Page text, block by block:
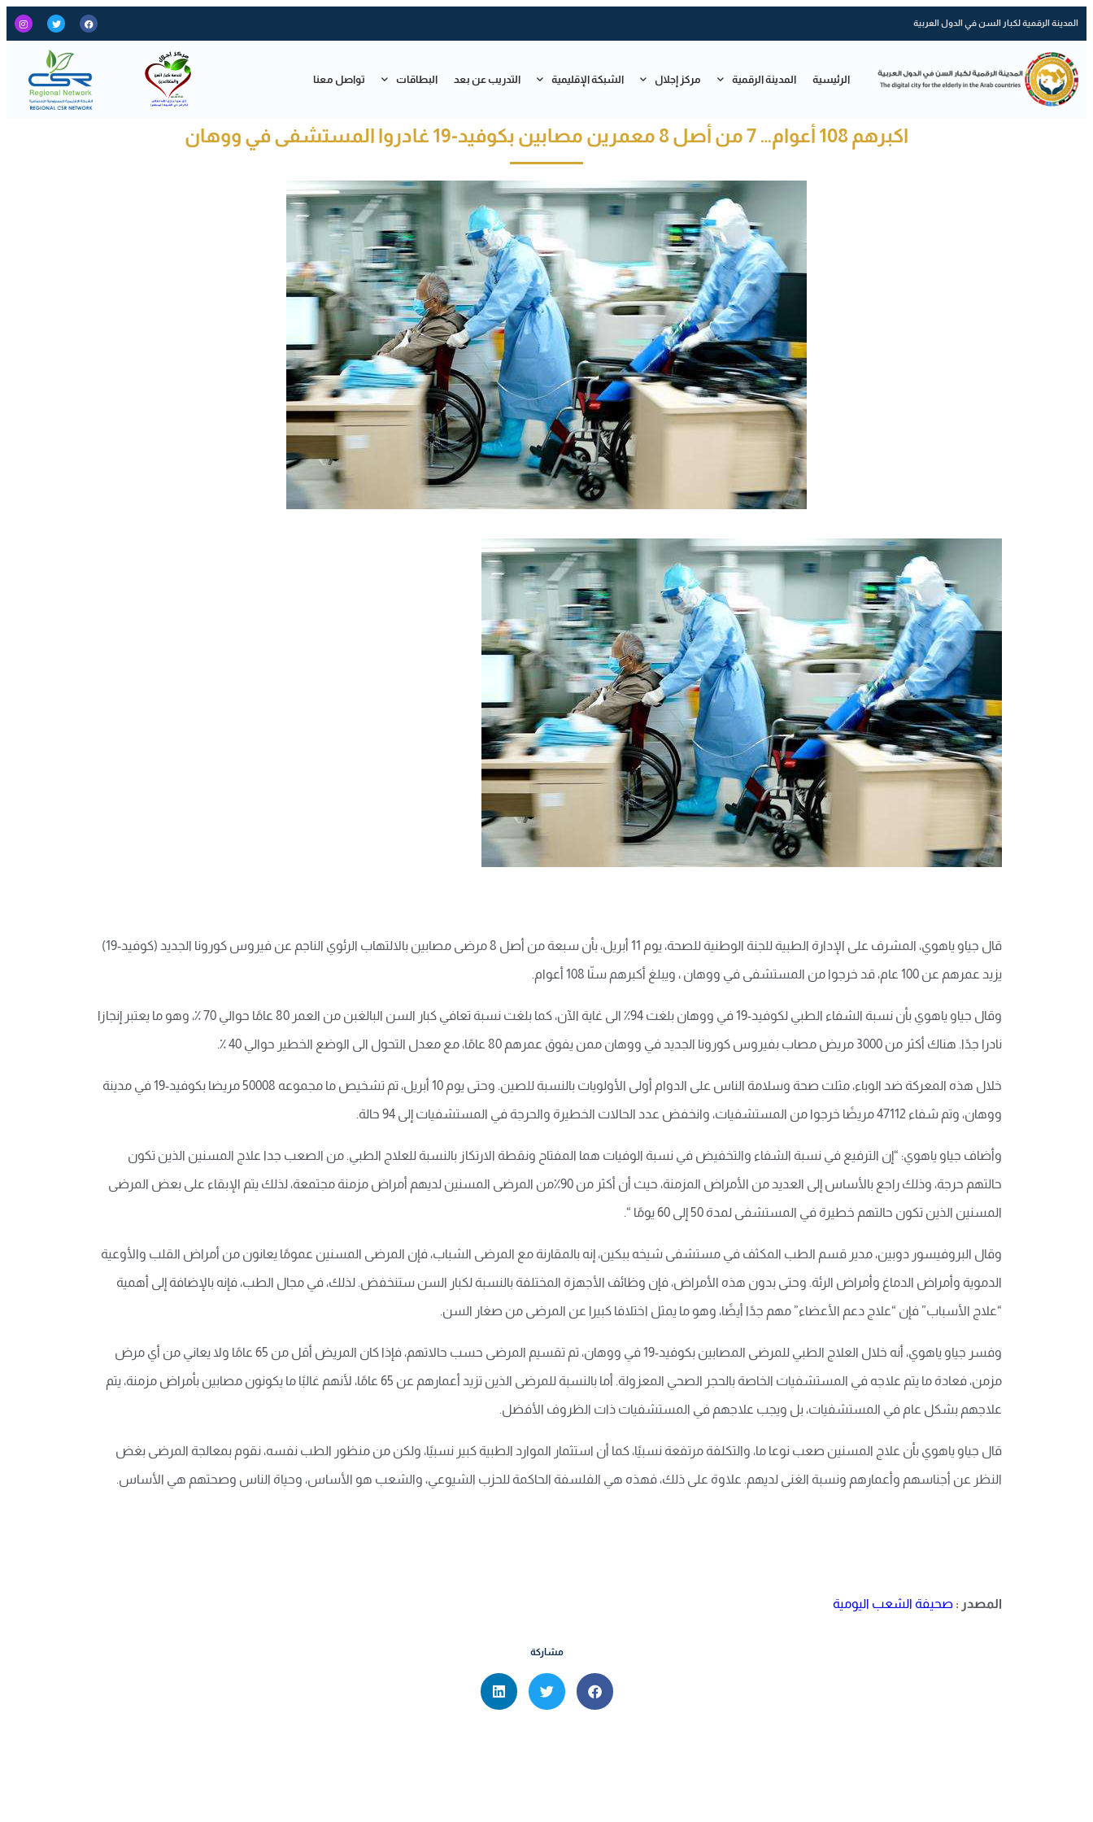
المدينة الرقمية لكبار السن في الدول العربية
الرئيسية المدينة الرقمية مركز إجلال الشبكة الإقليمية التدريب عن بعد البطاقات تواصل معنا
اكبرهم 108 أعوام… 7 من أصل 8 معمرين مصابين بكوفيد-19 غادروا المستشفى في ووهان
قال جياو ياهوي، المشرف على الإدارة الطبية للجنة الوطنية للصحة، يوم 11 أبريل، بأن سبعة من أصل 8 مرضى مصابين بالالتهاب الرئوي الناجم عن فيروس كورونا الجديد (كوفيد-19)
يزيد عمرهم عن 100 عام، قد خرجوا من المستشفى في ووهان ، ويبلغ أكبرهم سنّا 108 أعوام.
وقال جياو ياهوي بأن نسبة الشفاء الطبي لكوفيد-19 في ووهان بلغت 94٪ الى غاية الآن، كما بلغت نسبة تعافي كبار السن البالغبن من العمر 80 عامًا حوالي 70 ٪، وهو ما يعتبر إنجازا
نادرا جدًا. هناك أكثر من 3000 مريض مصاب بفيروس كورونا الجديد في ووهان ممن يفوق عمرهم 80 عامًا، مع معدل التحول الى الوضع الخطير حوالي 40 ٪.
خلال هذه المعركة ضد الوباء، مثلت صحة وسلامة الناس على الدوام أولى الأولويات بالنسبة للصين. وحتى يوم 10 أبريل، تم تشخيص ما مجموعه 50008 مريضا بكوفيد-19 في مدينة
ووهان، وتم شفاء 47112 مريضًا خرجوا من المستشفيات، وانخفض عدد الحالات الخطيرة والحرجة في المستشفيات إلى 94 حالة.
وأضاف جياو ياهوي: “إن الترفيع في نسبة الشفاء والتخفيض في نسبة الوفيات هما المفتاح ونقطة الارتكاز بالنسبة للعلاج الطبي. من الصعب جدا علاج المسنين الذين تكون
حالتهم حرجة، وذلك راجع بالأساس إلى العديد من الأمراض المزمنة، حيث أن أكثر من 90٪من المرضى المسنين لديهم أمراض مزمنة مجتمعة، لذلك يتم الإبقاء على بعض المرضى
المسنين الذين تكون حالتهم خطيرة في المستشفى لمدة 50 إلى 60 يومًا “.
وقال البروفيسور دوبين، مدير قسم الطب المكثف في مستشفى شيخه ببكين، إنه بالمقارنة مع المرضى الشباب، فإن المرضى المسنين عمومًا يعانون من أمراض القلب والأوعية
الدموية وأمراض الدماغ وأمراض الرئة. وحتى بدون هذه الأمراض، فإن وظائف الأجهزة المختلفة بالنسبة لكبار السن ستنخفض. لذلك، في مجال الطب، فإنه بالإضافة إلى أهمية
“علاج الأسباب” فإن “علاج دعم الأعضاء” مهم جدًا أيضًا، وهو ما يمثل اختلافا كبيرا عن المرضى من صغار السن.
وفسر جياو ياهوي، أنه خلال العلاج الطبي للمرضى المصابين بكوفيد-19 في ووهان، تم تقسيم المرضى حسب حالاتهم، فإذا كان المريض أقل من 65 عامًا ولا يعاني من أي مرض
مزمن، فعادة ما يتم علاجه في المستشفيات الخاصة بالحجر الصحي المعزولة. أما بالنسبة للمرضى الذين تزيد أعمارهم عن 65 عامًا، لأنهم غالبًا ما يكونون مصابين بأمراض مزمنة، يتم
علاجهم بشكل عام في المستشفيات، بل ويجب علاجهم في المستشفيات ذات الظروف الأفضل.
قال جياو ياهوي بأن علاج المسنين صعب نوعا ما، والتكلفة مرتفعة نسبيًا، كما أن استثمار الموارد الطبية كبير نسبيًا، ولكن من منظور الطب نفسه، نقوم بمعالجة المرضى بغض
النظر عن أجناسهم وأعمارهم ونسبة الغنى لديهم. علاوة على ذلك، فهذه هي الفلسفة الحاكمة للحزب الشيوعي، والشعب هو الأساس، وحياة الناس وصحتهم هي الأساس.
المصدر : صحيفة الشعب اليومية
مشاركة